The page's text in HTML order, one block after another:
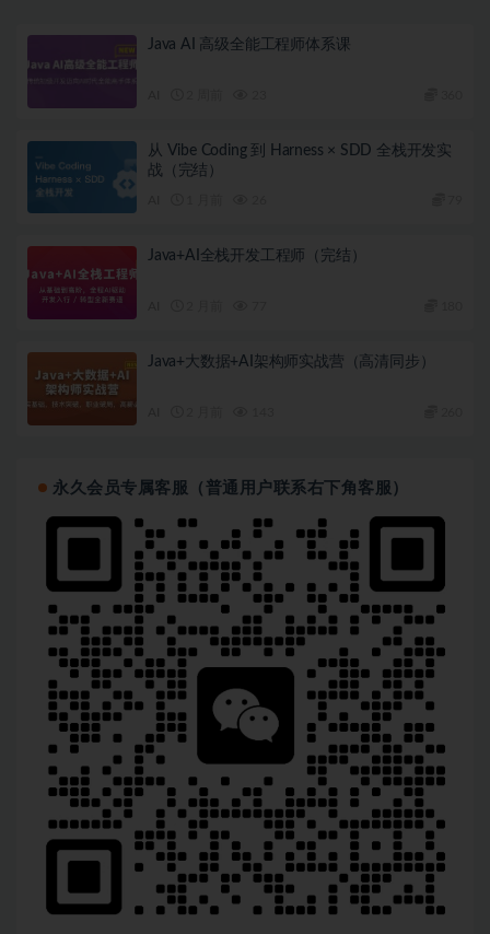
Java AI 高级全能工程师体系课
从 Vibe Coding 到 Harness × SDD 全栈开发实
战（完结）
Java+AI全栈开发工程师（完结）
Java+大数据+AI架构师实战营（高清同步）
永久会员专属客服（普通用户联系右下角客服）